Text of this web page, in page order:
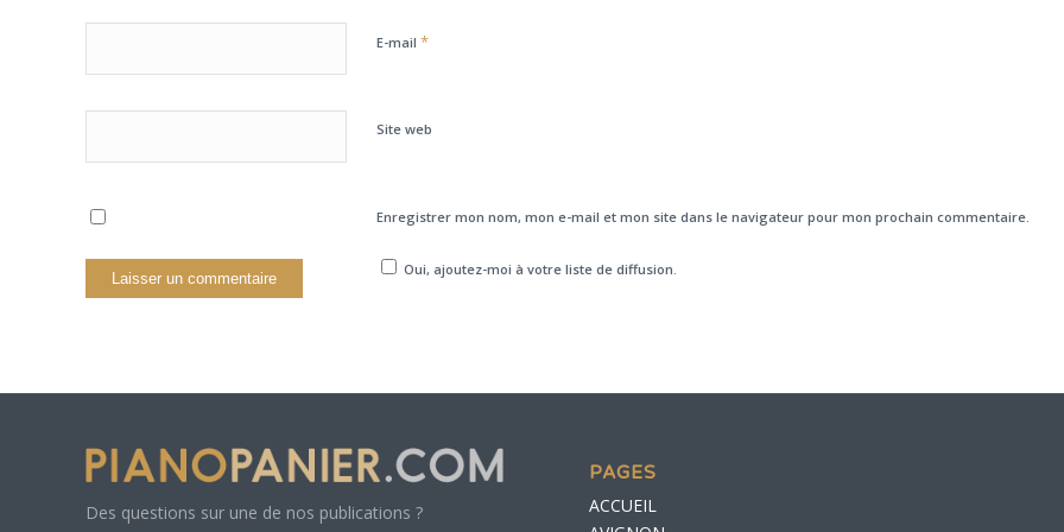
E-mail *
Site web
Enregistrer mon nom, mon e-mail et mon site dans le navigateur pour mon prochain commentaire.
Oui, ajoutez-moi à votre liste de diffusion.
Des questions sur une de nos publications ?
PAGES
ACCUEIL